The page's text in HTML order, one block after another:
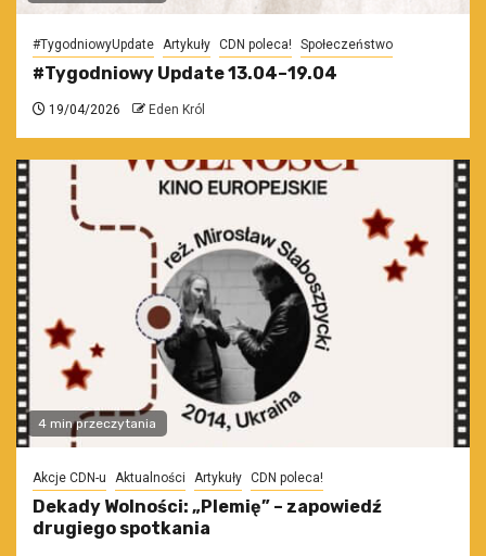
#TygodniowyUpdate Artykuły CDN poleca! Społeczeństwo
#Tygodniowy Update 13.04–19.04
19/04/2026 Eden Król
4 min przeczytania
Akcje CDN-u Aktualności Artykuły CDN poleca!
Dekady Wolności: „Plemię” – zapowiedź
drugiego spotkania